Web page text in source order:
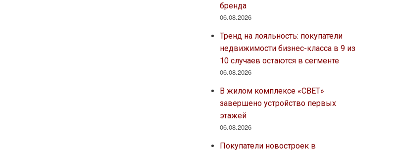
бренда
06.08.2026
Тренд на лояльность: покупатели
недвижимости бизнес-класса в 9 из
10 случаев остаются в сегменте
06.08.2026
В жилом комплексе «СВЕТ»
завершено устройство первых
этажей
06.08.2026
Покупатели новостроек в